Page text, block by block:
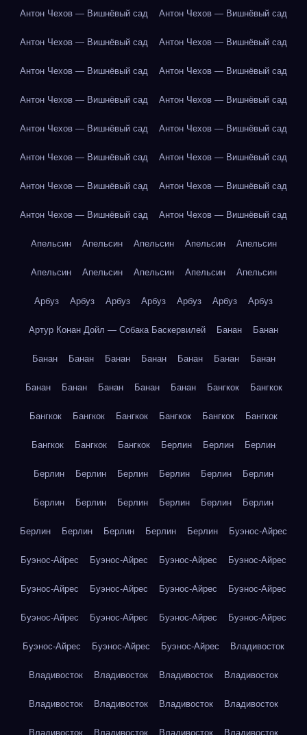
Антон Чехов — Вишнёвый сад Антон Чехов — Вишнёвый сад
Антон Чехов — Вишнёвый сад Антон Чехов — Вишнёвый сад
Антон Чехов — Вишнёвый сад Антон Чехов — Вишнёвый сад
Антон Чехов — Вишнёвый сад Антон Чехов — Вишнёвый сад
Антон Чехов — Вишнёвый сад Антон Чехов — Вишнёвый сад
Антон Чехов — Вишнёвый сад Антон Чехов — Вишнёвый сад
Антон Чехов — Вишнёвый сад Антон Чехов — Вишнёвый сад
Антон Чехов — Вишнёвый сад Антон Чехов — Вишнёвый сад
Апельсин Апельсин Апельсин Апельсин Апельсин
Апельсин Апельсин Апельсин Апельсин Апельсин
Арбуз Арбуз Арбуз Арбуз Арбуз Арбуз Арбуз
Артур Конан Дойл — Собака Баскервилей Банан Банан
Банан Банан Банан Банан Банан Банан Банан
Банан Банан Банан Банан Банан Бангкок Бангкок
Бангкок Бангкок Бангкок Бангкок Бангкок Бангкок
Бангкок Бангкок Бангкок Берлин Берлин Берлин
Берлин Берлин Берлин Берлин Берлин Берлин
Берлин Берлин Берлин Берлин Берлин Берлин
Берлин Берлин Берлин Берлин Берлин Буэнос-Айрес
Буэнос-Айрес Буэнос-Айрес Буэнос-Айрес Буэнос-Айрес
Буэнос-Айрес Буэнос-Айрес Буэнос-Айрес Буэнос-Айрес
Буэнос-Айрес Буэнос-Айрес Буэнос-Айрес Буэнос-Айрес
Буэнос-Айрес Буэнос-Айрес Буэнос-Айрес Владивосток
Владивосток Владивосток Владивосток Владивосток
Владивосток Владивосток Владивосток Владивосток
Владивосток Владивосток Владивосток Владивосток